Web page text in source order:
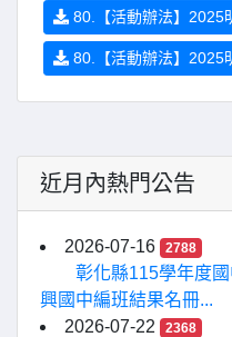
80.【活動辦法】2025
80.【活動辦法】2025
近月內熱門公告
2026-07-16 2788
彰化縣115學年度
興國中編班結果名冊...
2026-07-22
2368